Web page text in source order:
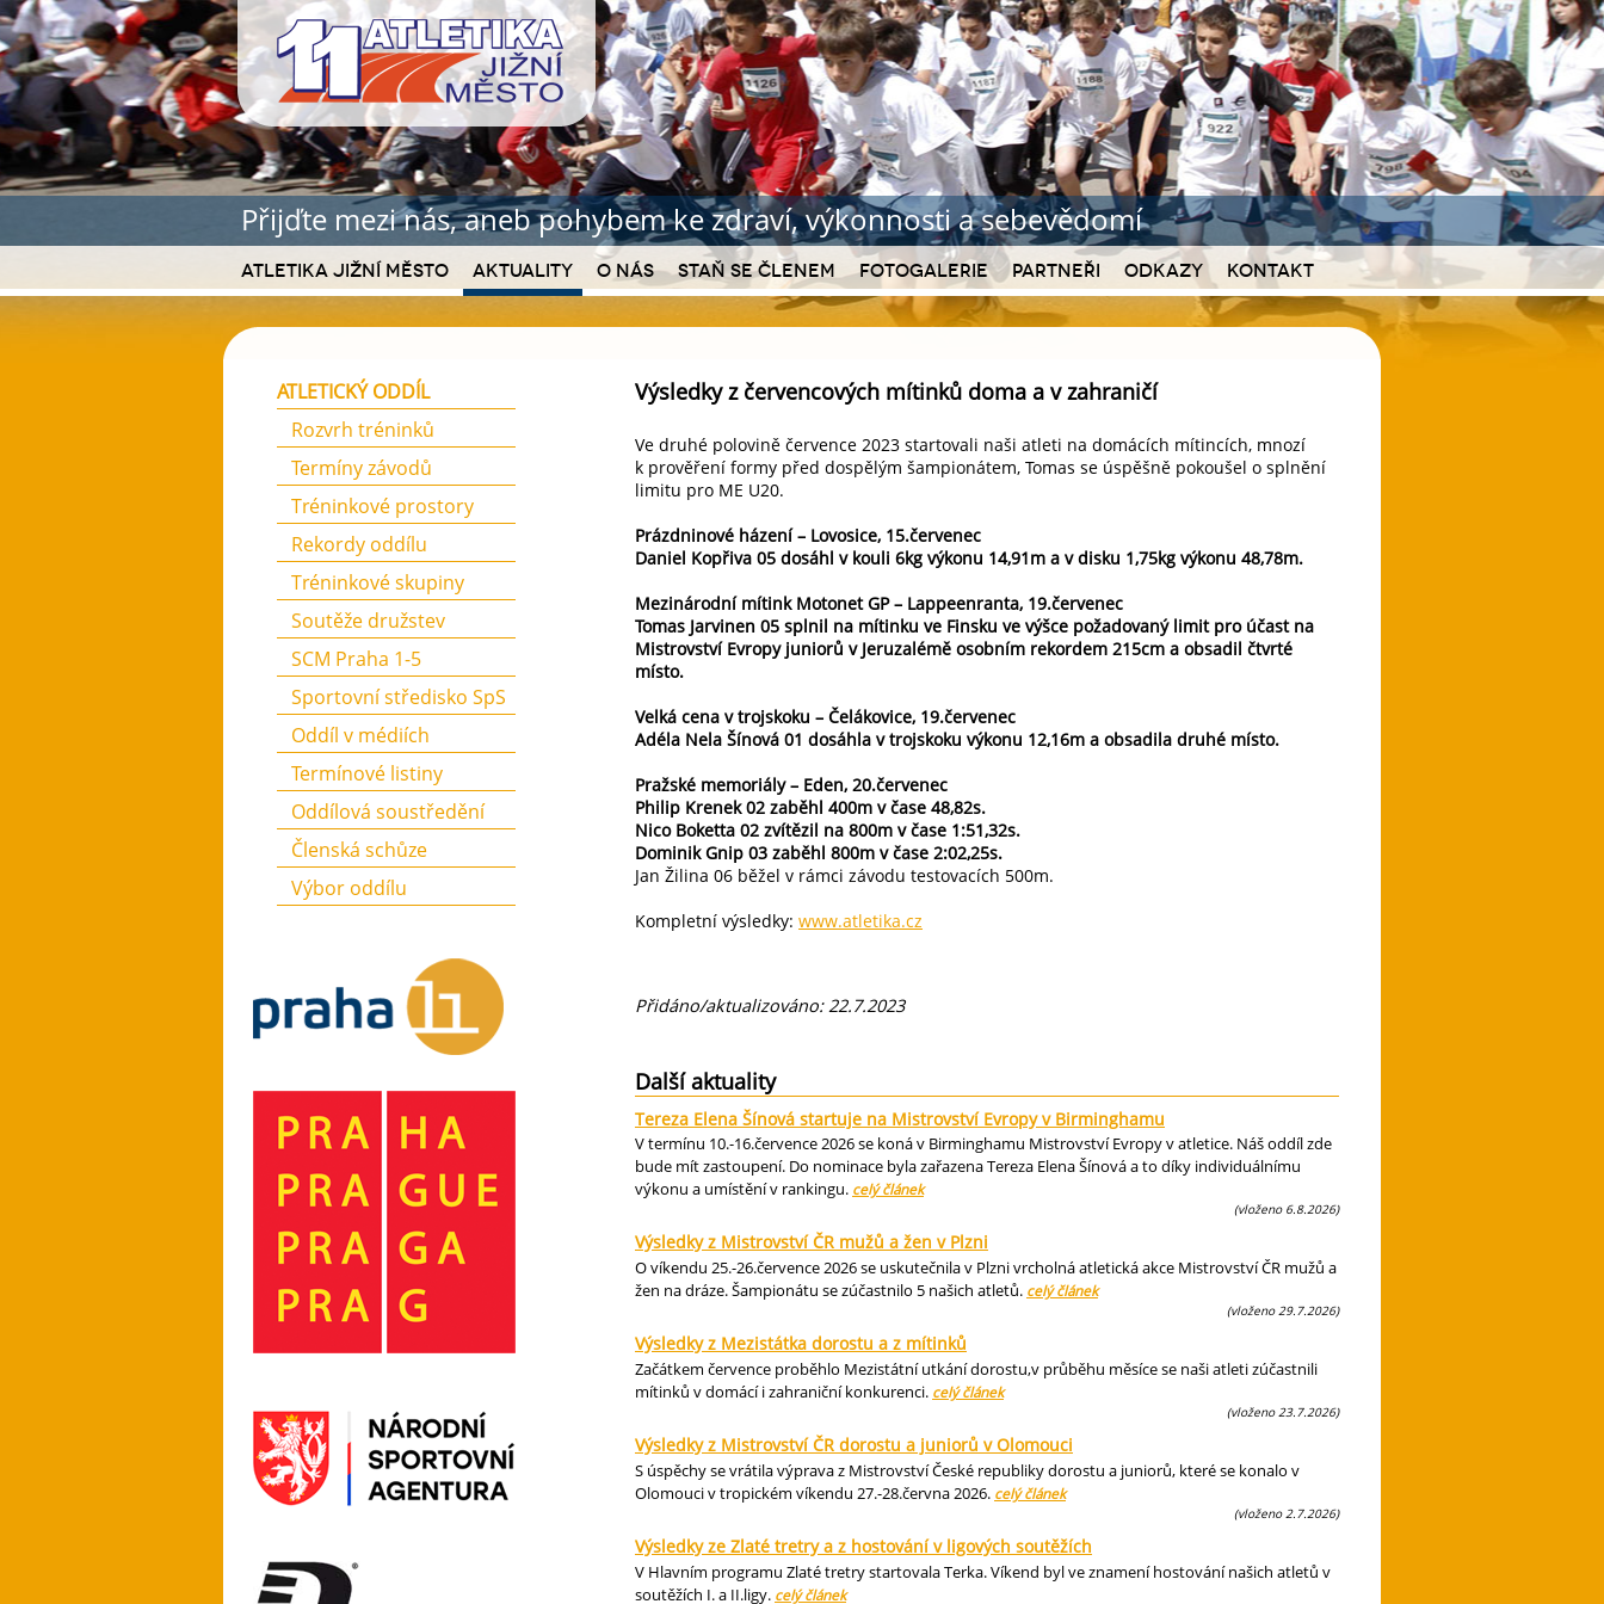
Přijďte mezi nás, aneb pohybem ke zdraví, výkonnosti a sebevědomí
Atletika Jižní Město Aktuality O nás Staň se členem Fotogalerie Partneři Odkazy Kontakt
Výsledky z červencových mítinků doma a v zahraničí
Ve druhé polovině července 2023 startovali naši atleti na domácích mítincích, mnozí
k prověření formy před dospělým šampionátem, Tomas se úspěšně pokoušel o splnění
limitu pro ME U20.
Prázdninové házení – Lovosice, 15.červenec
Daniel Kopřiva 05 dosáhl v kouli 6kg výkonu 14,91m a v disku 1,75kg výkonu 48,78m.
Mezinárodní mítink Motonet GP – Lappeenranta, 19.červenec
Tomas Jarvinen 05 splnil na mítinku ve Finsku ve výšce požadovaný limit pro účast na
Mistrovství Evropy juniorů v Jeruzalémě osobním rekordem 215cm a obsadil čtvrté
místo.
Velká cena v trojskoku – Čelákovice, 19.červenec
Adéla Nela Šínová 01 dosáhla v trojskoku výkonu 12,16m a obsadila druhé místo.
Pražské memoriály – Eden, 20.červenec
Philip Krenek 02 zaběhl 400m v čase 48,82s.
Nico Boketta 02 zvítězil na 800m v čase 1:51,32s.
Dominik Gnip 03 zaběhl 800m v čase 2:02,25s.
Jan Žilina 06 běžel v rámci závodu testovacích 500m.
Kompletní výsledky: www.atletika.cz
Přidáno/aktualizováno: 22.7.2023
Další aktuality
Tereza Elena Šínová startuje na Mistrovství Evropy v Birminghamu
V termínu 10.-16.července 2026 se koná v Birminghamu Mistrovství Evropy v atletice. Náš oddíl zde
bude mít zastoupení. Do nominace byla zařazena Tereza Elena Šínová a to díky individuálnímu
výkonu a umístění v rankingu. celý článek
(vloženo 6.8.2026)
Výsledky z Mistrovství ČR mužů a žen v Plzni
O víkendu 25.-26.července 2026 se uskutečnila v Plzni vrcholná atletická akce Mistrovství ČR mužů a
žen na dráze. Šampionátu se zúčastnilo 5 našich atletů. celý článek
(vloženo 29.7.2026)
Výsledky z Mezistátka dorostu a z mítinků
Začátkem července proběhlo Mezistátní utkání dorostu,v průběhu měsíce se naši atleti zúčastnili
mítinků v domácí i zahraniční konkurenci. celý článek
(vloženo 23.7.2026)
Výsledky z Mistrovství ČR dorostu a juniorů v Olomouci
S úspěchy se vrátila výprava z Mistrovství České republiky dorostu a juniorů, které se konalo v
Olomouci v tropickém víkendu 27.-28.června 2026. celý článek
(vloženo 2.7.2026)
Výsledky ze Zlaté tretry a z hostování v ligových soutěžích
V Hlavním programu Zlaté tretry startovala Terka. Víkend byl ve znamení hostování našich atletů v
soutěžích I. a II.ligy. celý článek
ATLETICKÝ ODDÍL
Rozvrh tréninků
Termíny závodů
Tréninkové prostory
Rekordy oddílu
Tréninkové skupiny
Soutěže družstev
SCM Praha 1-5
Sportovní středisko SpS
Oddíl v médiích
Termínové listiny
Oddílová soustředění
Členská schůze
Výbor oddílu